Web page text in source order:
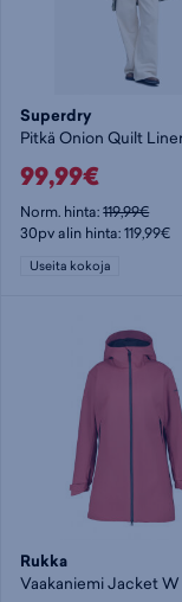
Superdry
99,99€
Norm. hinta:119,99€
30pv alin hinta: 119,99€
Useita kokoja
Rukka